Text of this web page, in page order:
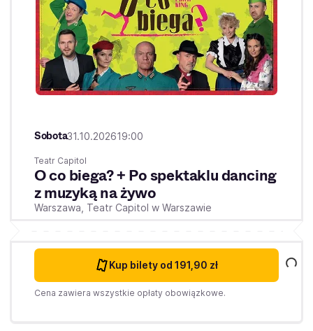
Sobota31.10.202619:00
Teatr Capitol
O co biega? + Po spektaklu dancing
z muzyką na żywo
Warszawa, Teatr Capitol w Warszawie
Kup bilety od 191,90 zł
Cena zawiera wszystkie opłaty obowiązkowe.